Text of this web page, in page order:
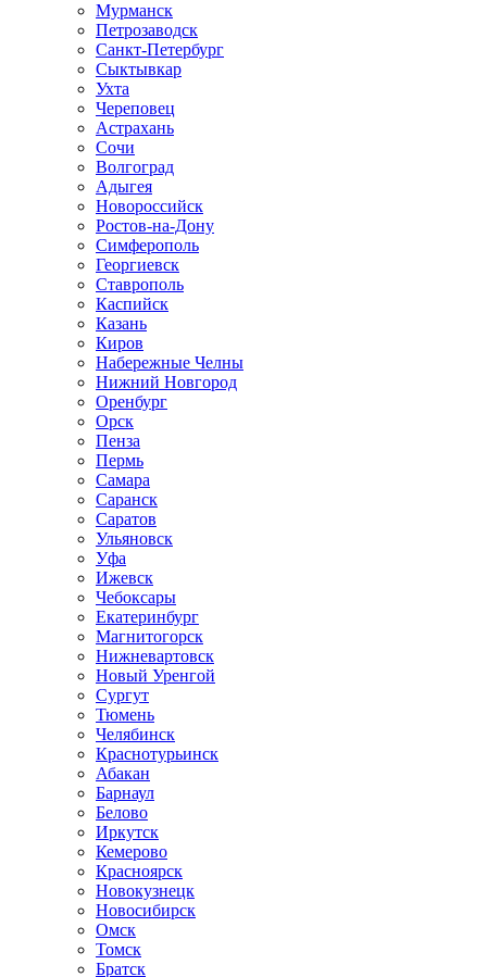
Мурманск
Петрозаводск
Санкт-Петербург
Сыктывкар
Ухта
Череповец
Астрахань
Сочи
Волгоград
Адыгея
Новороссийск
Ростов-на-Дону
Симферополь
Георгиевск
Ставрополь
Каспийск
Казань
Киров
Набережные Челны
Нижний Новгород
Оренбург
Орск
Пенза
Пермь
Самара
Саранск
Саратов
Ульяновск
Уфа
Ижевск
Чебоксары
Екатеринбург
Магнитогорск
Нижневартовск
Новый Уренгой
Сургут
Тюмень
Челябинск
Краснотурьинск
Абакан
Барнаул
Белово
Иркутск
Кемерово
Красноярск
Новокузнецк
Новосибирск
Омск
Томск
Братск